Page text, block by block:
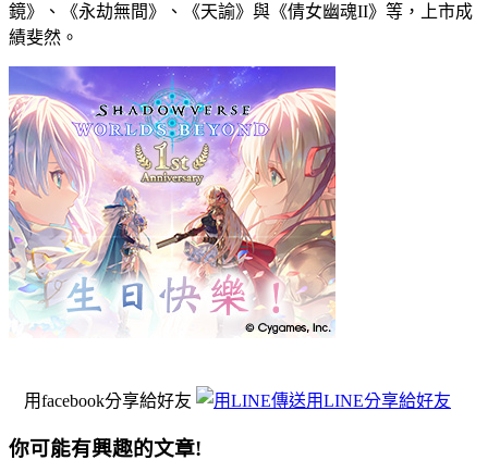
鏡》、《永劫無間》、《天諭》與《倩女幽魂II》等，上市成
績斐然。
用facebook分享給好友 用LINE分享給好友
你可能有興趣的文章!